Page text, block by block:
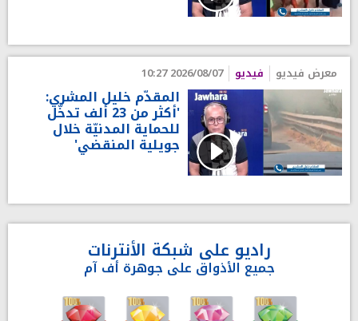
معرض فيديو فيديو 2026/08/07 10:27
المقدّم خليل المشري:
'أكثر من 23 ألف تدخّل
للحماية المدنيّة خلال
جويلية المنقضي'
راديو على شبكة الأنترنات
جميع الأذواق على جوهرة أف آم